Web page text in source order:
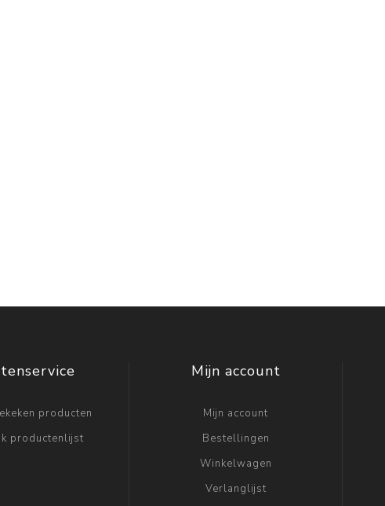
producten
productenlijst
Mijn account
Mijn account
Bestellingen
Winkelwagen
Verlanglijst